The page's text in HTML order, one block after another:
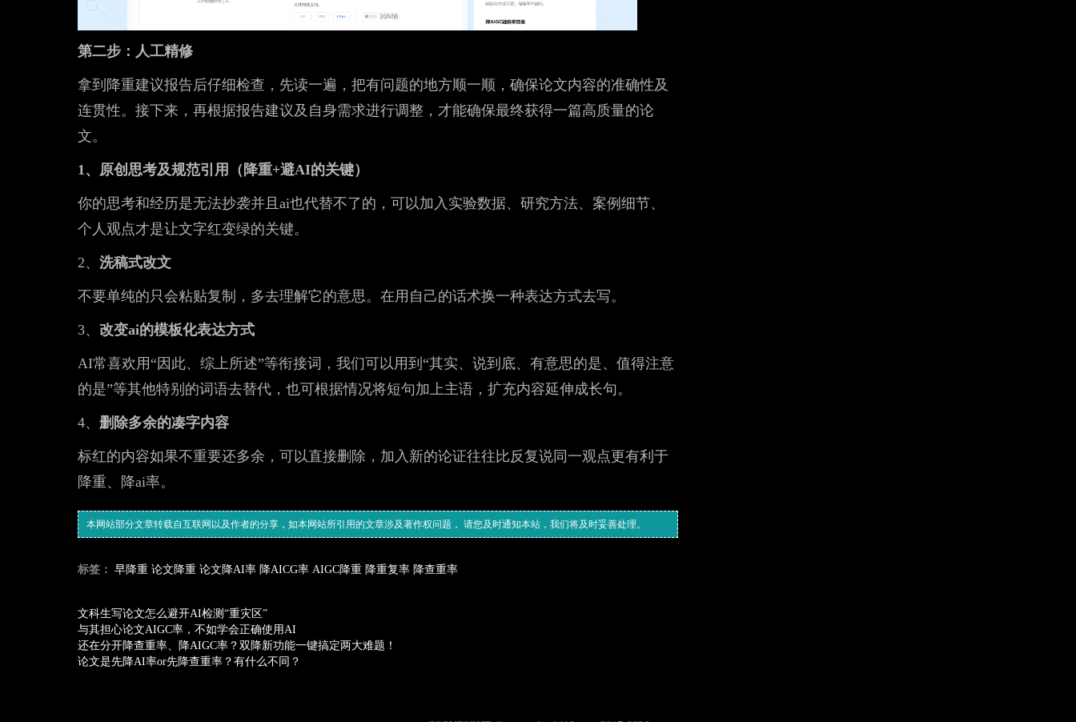
第二步：人工精修
拿到降重建议报告后仔细检查，先读一遍，把有问题的地方顺一顺，确保论文内容的准确性及
连贯性。接下来，再根据报告建议及自身需求进行调整，才能确保最终获得一篇高质量的论
文。
1、原创思考及规范引用（降重+避AI的关键）
你的思考和经历是无法抄袭并且ai也代替不了的，可以加入实验数据、研究方法、案例细节、
个人观点才是让文字红变绿的关键。
2、 洗稿式改文
不要单纯的只会粘贴复制，多去理解它的意思。在用自己的话术换一种表达方式去写。
3、 改变ai的模板化表达方式
AI常喜欢用“因此、综上所述”等衔接词，我们可以用到“其实、说到底、有意思的是、值得注意
的是”等其他特别的词语去替代，也可根据情况将短句加上主语，扩充内容延伸成长句。
4、 删除多余的凑字内容
标红的内容如果不重要还多余，可以直接删除，加入新的论证往往比反复说同一观点更有利于
降重、降ai率。
本网站部分文章转载自互联网以及作者的分享，如本网站所引用的文章涉及著作权问题， 请您及时通知本站，我们将及时妥善处理。
标签： 早降重 论文降重 论文降AI率 降AICG率 AIGC降重 降重复率 降查重率
文科生写论文怎么避开AI检测“重灾区”
与其担心论文AIGC率，不如学会正确使用AI
还在分开降查重率、降AIGC率？双降新功能一键搞定两大难题！
论文是先降AI率or先降查重率？有什么不同？